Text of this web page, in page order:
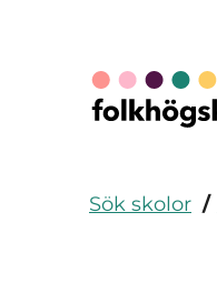
Sök skolor